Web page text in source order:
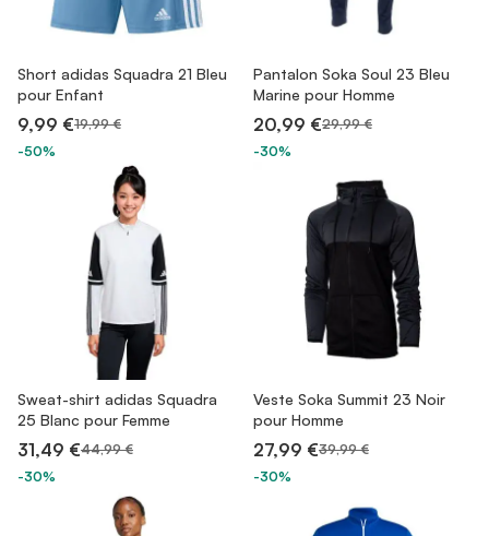
Short adidas Squadra 21 Bleu
pour Enfant
9,99 €19,99 €
-50%
Pantalon Soka Soul 23 Bleu
Marine pour Homme
20,99 €29,99 €
-30%
Sweat-shirt adidas Squadra
25 Blanc pour Femme
31,49 €44,99 €
-30%
Veste Soka Summit 23 Noir
pour Homme
27,99 €39,99 €
-30%